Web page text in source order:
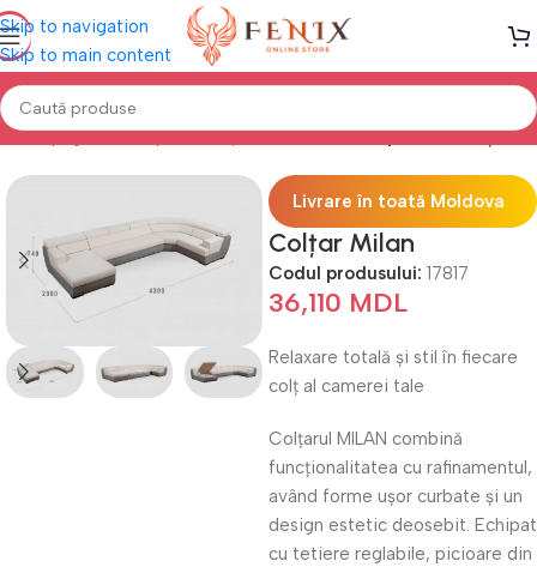
Skip to navigation
Skip to main content
Prima pagină Canapele, Colțare & Fotolii Canapele de Colț
Livrare în toată Moldova
Colțar Milan
Codul produsului: 17817
36,110 MDL
Relaxare totală și stil în fiecare
colț al camerei tale
Colțarul MILAN combină
funcționalitatea cu rafinamentul,
având forme ușor curbate și un
design estetic deosebit. Echipat
cu tetiere reglabile, picioare din